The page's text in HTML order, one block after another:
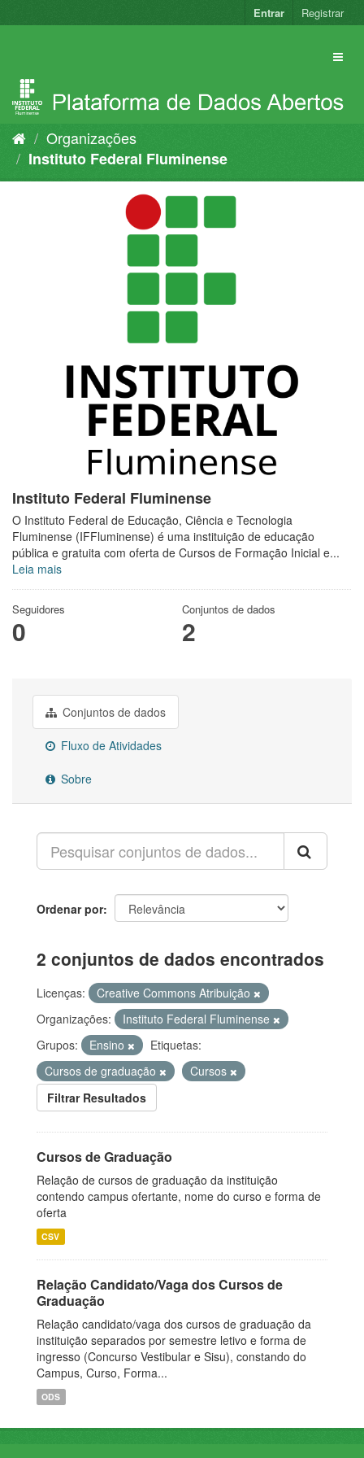
para
Entrar Registrar
Organizações
Instituto Federal Fluminense
Instituto Federal Fluminense
O Instituto Federal de Educação, Ciência e Tecnologia
Fluminense (IFFluminense) é uma instituição de educação
pública e gratuita com oferta de Cursos de Formação Inicial e...
Leia mais
Seguidores
0
Conjuntos de dados
2
Conjuntos de dados
Fluxo de Atividades
Sobre
Ordenar por
2 conjuntos de dados encontrados
Licenças:
Creative Commons Atribuição
Organizações:
Instituto Federal Fluminense
Grupos:
Ensino
Etiquetas:
Cursos de graduação
Cursos
Filtrar Resultados
Cursos de Graduação
Relação de cursos de graduação da instituição
contendo campus ofertante, nome do curso e forma de
oferta
CSV
Relação Candidato/Vaga dos Cursos de
Graduação
Relação candidato/vaga dos cursos de graduação da
instituição separados por semestre letivo e forma de
ingresso (Concurso Vestibular e Sisu), constando do
Campus, Curso, Forma...
ODS